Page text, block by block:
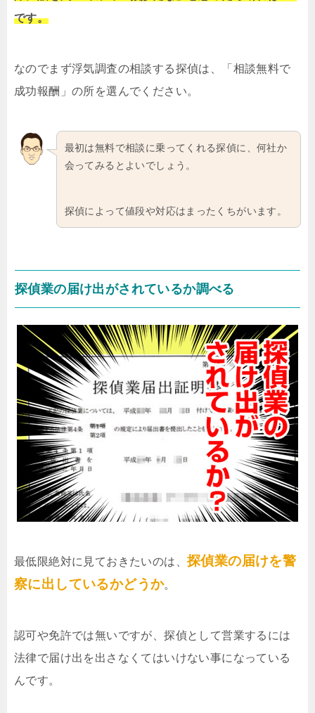
です。
なのでまず浮気調査の相談する探偵は、「相談無料で
成功報酬」の所を選んでください。
最初は無料で相談に乗ってくれる探偵に、何社か
会ってみるとよいでしょう。
探偵によって値段や対応はまったくちがいます。
探偵業の届け出がされているか調べる
最低限絶対に見ておきたいのは、 探偵業の届けを警
察に出しているかどうか。
認可や免許では無いですが、探偵として営業するには
法律で届け出を出さなくてはいけない事になっている
んです。